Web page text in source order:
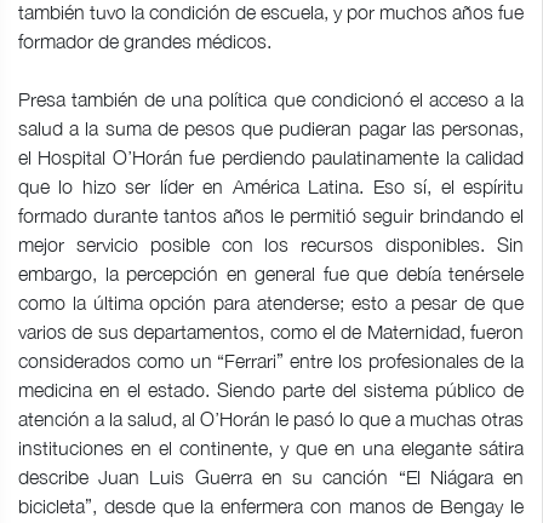
también tuvo la condición de escuela, y por muchos años fue
formador de grandes médicos.
Presa también de una política que condicionó el acceso a la
salud a la suma de pesos que pudieran pagar las personas,
el Hospital O’Horán fue perdiendo paulatinamente la calidad
que lo hizo ser líder en América Latina. Eso sí, el espíritu
formado durante tantos años le permitió seguir brindando el
mejor servicio posible con los recursos disponibles. Sin
embargo, la percepción en general fue que debía tenérsele
como la última opción para atenderse; esto a pesar de que
varios de sus departamentos, como el de Maternidad, fueron
considerados como un “Ferrari” entre los profesionales de la
medicina en el estado. Siendo parte del sistema público de
atención a la salud, al O’Horán le pasó lo que a muchas otras
instituciones en el continente, y que en una elegante sátira
describe Juan Luis Guerra en su canción “El Niágara en
bicicleta”, desde que la enfermera con manos de Bengay le